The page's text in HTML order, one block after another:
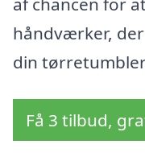
håndværker,
din
Få 3 tilbud,